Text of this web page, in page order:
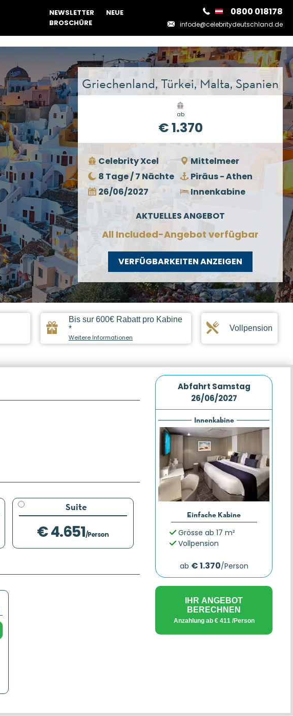
NEWSLETTER
NEUE
BROSCHÜRE
0800 018178
infode@celebritydeutschland.de
Griechenland, Türkei, Malta, Spanien
ab
€ 1.370
Celebrity Xcel
Mittelmeer
8 Tage / 7 Nächte
Piräus - Athen
26/06/2027
Innenkabine
AKTUELLES ANGEBOT
All Included-Angebot verfügbar
VERFÜGBARKEITEN ANZEIGEN
Bis sur 600€ Rabatt pro Kabine
*
Weitere Informationen
Vollpension
Suite
€ 4.651/Person
Abfahrt Samstag
26/06/2027
Innenkabine
Einfache Kabine
Grösse ab 17 m²
Vollpension
ab € 1.370/Person
IHR ANGEBOT
BERECHNEN
Anzahlung ab € 411 /Person